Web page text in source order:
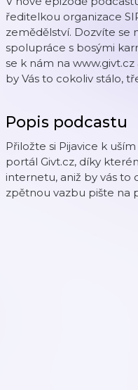
ředitelkou organizace
zemědělství. Dozvíte se
spolupráce s bosými
se k nám na
by Vás to cokoliv stálo,
Popis podcastu
Přiložte si Pijavice k
portál Givt.cz, díky
internetu, aniž by vás to
zpětnou vazbu pište na